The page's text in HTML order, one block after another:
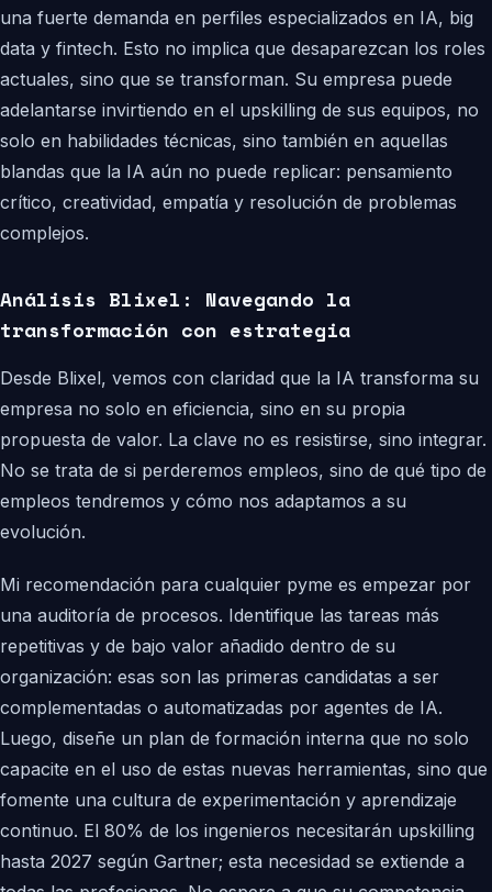
una fuerte demanda en perfiles especializados en IA, big
data y fintech. Esto no implica que desaparezcan los roles
actuales, sino que se transforman. Su empresa puede
adelantarse invirtiendo en el upskilling de sus equipos, no
solo en habilidades técnicas, sino también en aquellas
blandas que la IA aún no puede replicar: pensamiento
crítico, creatividad, empatía y resolución de problemas
complejos.
Análisis Blixel: Navegando la
transformación con estrategia
Desde Blixel, vemos con claridad que la IA transforma su
empresa no solo en eficiencia, sino en su propia
propuesta de valor. La clave no es resistirse, sino integrar.
No se trata de si perderemos empleos, sino de qué tipo de
empleos tendremos y cómo nos adaptamos a su
evolución.
Mi recomendación para cualquier pyme es empezar por
una auditoría de procesos. Identifique las tareas más
repetitivas y de bajo valor añadido dentro de su
organización: esas son las primeras candidatas a ser
complementadas o automatizadas por agentes de IA.
Luego, diseñe un plan de formación interna que no solo
capacite en el uso de estas nuevas herramientas, sino que
fomente una cultura de experimentación y aprendizaje
continuo. El 80% de los ingenieros necesitarán upskilling
hasta 2027 según Gartner; esta necesidad se extiende a